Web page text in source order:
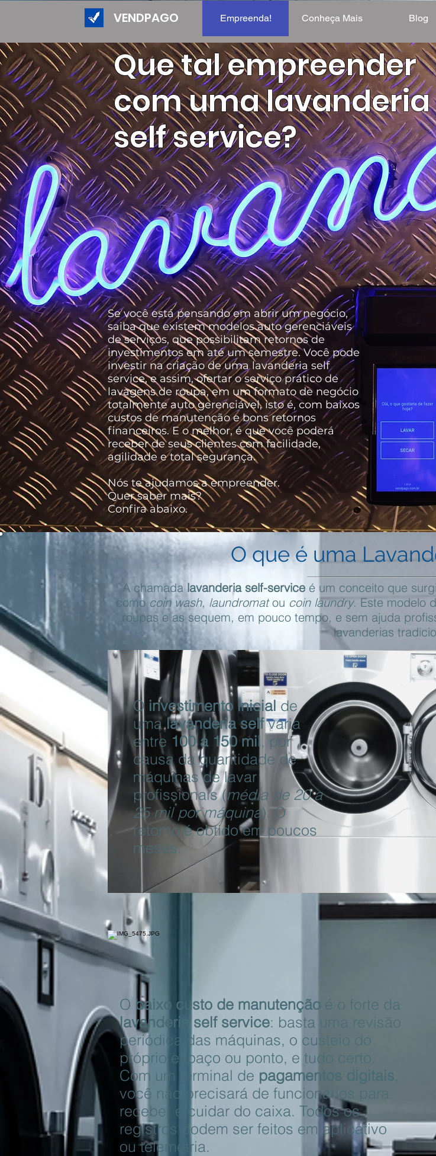
VENDPAGO Empreenda! Conheça Mais Blog
Que tal empreender
com uma lavanderia
self service?
Se você está pensando em abrir um negócio,
saiba que existem modelos auto gerenciáveis
de serviços, que possibilitam retornos de
investimentos em até um semestre. Você pode
investir na criação de uma lavanderia self
service, e assim, ofertar o serviço prático de
lavagens de roupa, em um formato de negócio
totalmente auto gerenciável, isto é, com baixos
custos de manutenção e bons retornos
financeiros. E o melhor, é que você poderá
receber de seus clientes com facilidade,
agilidade e total segurança.
Nós te ajudamos a empreender.
Quer saber mais?
Confira abaixo.
O que é uma
A chamada lavanderia self-serviceé um conceito que
como coin wash, laundromatou coin laundry. Este modelo
roupas e as sequem, em pouco tempo, e sem ajuda
lavanderias
O investimento inicial de
umalavanderia selfvaria
entre 100 a 150 mil, por
causa da quantidade de
máquinas de lavar
profissionais (média de 20 a
25 mil por máquina). O
retorno é obtido em poucos
meses.
O baixo custo de manutenção é o forte da
lavanderia self service: basta uma revisão
periódica das máquinas, o custeio do
próprio espaço ou ponto, e tudo certo.
Com um terminal de pagamentos digitais,
você não precisará de funcionários para
receber e cuidar do caixa. Todos os
registros podem ser feitos em aplicativo
ou telemetria.